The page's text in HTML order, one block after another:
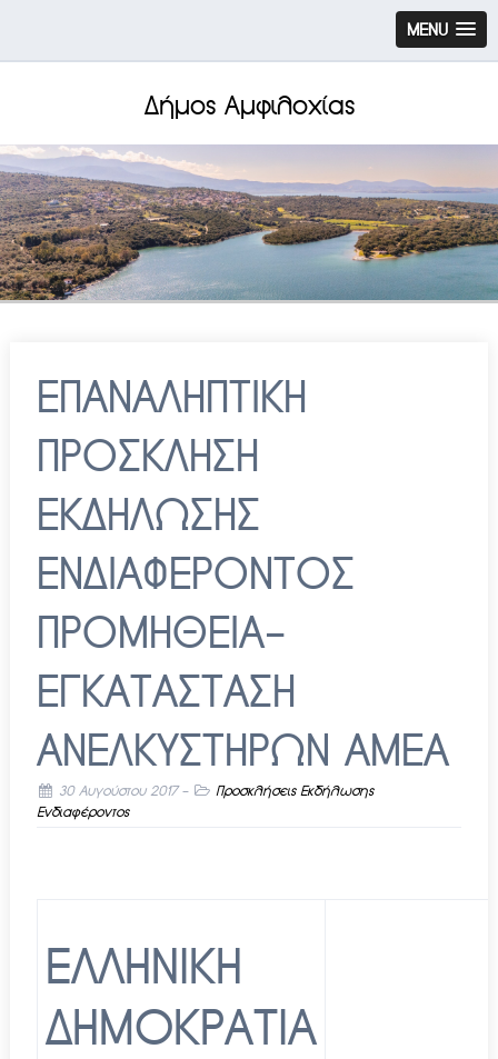
MENU
Δήμος Αμφιλοχίας
ΕΠΑΝΑΛΗΠΤΙΚΗ
ΠΡΟΣΚΛΗΣΗ
ΕΚΔΗΛΩΣΗΣ
ΕΝΔΙΑΦΕΡΟΝΤΟΣ
ΠΡΟΜΗΘΕΙΑ-
ΕΓΚΑΤΑΣΤΑΣΗ
ΑΝΕΛΚΥΣΤΗΡΩΝ ΑΜΕΑ
30 Αυγούστου 2017-
Προσκλήσεις Εκδήλωσης
Ενδιαφέροντος
ΕΛΛΗΝΙΚΗ
ΔΗΜΟΚΡΑΤΙΑ